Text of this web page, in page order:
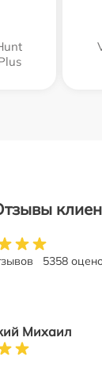
5358
Михаил